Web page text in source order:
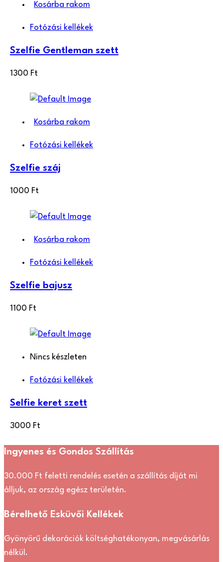
Kosárba rakom
Fotózási kellékek
Szelfie Gentleman szett
1300 Ft
Kosárba rakom
Fotózási kellékek
Szelfie száj
1000 Ft
Kosárba rakom
Fotózási kellékek
Szelfie bajusz
1100 Ft
Nincs készleten
Fotózási kellékek
Selfie keret szett
3000 Ft
Ingyenes és Gondos Szállítás
30.000 Ft feletti rendelés esetén a szállítás díját mi
álljuk, az ország egész területén.
Bérelhető Esküvői Kellékek
Gyönyörű dekorációk költséghatékonyan, megvásárlás
nélkül.